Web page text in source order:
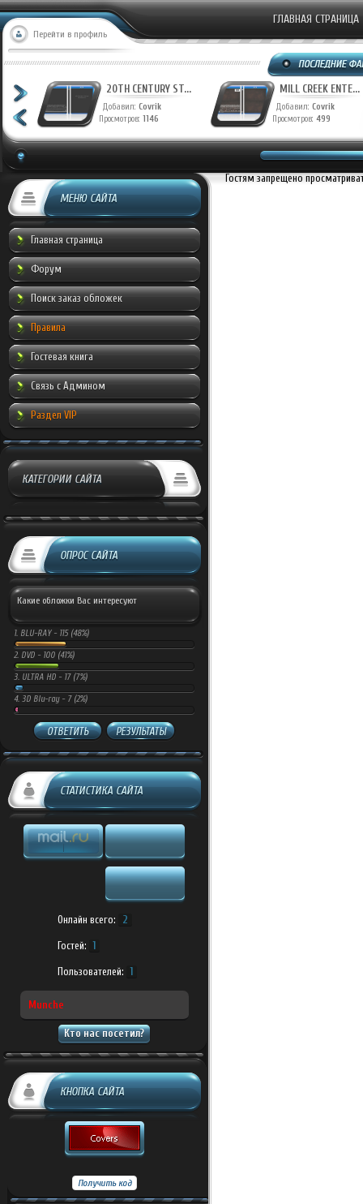
Перейти в профиль
ГЛАВНАЯ СТРАНИЦА
20TH CENTURY ST...
Добавил: Covrik
Просмотров: 1146
MILL CREEK ENTE...
Добавил: Covrik
Просмотров: 499
МЕНЮ САЙТА
Главная страница
Форум
Поиск заказ обложек
Правила
Гостевая книга
Связь с Админом
Раздел VIP
КАТЕГОРИИ САЙТА
ОПРОС САЙТА
Какие обложки Вас интересуют
1. BLU-RAY - 115 (48%)
2. DVD - 100 (41%)
3. ULTRA HD - 17 (7%)
4. 3D Blu-ray - 7 (2%)
ОТВЕТИТЬ РЕЗУЛЬТАТЫ
СТАТИСТИКА САЙТА
Онлайн всего: 2
Гостей: 1
Пользователей: 1
Munche
Кто нас посетил?
КНОПКА САЙТА
Гостям запрещено